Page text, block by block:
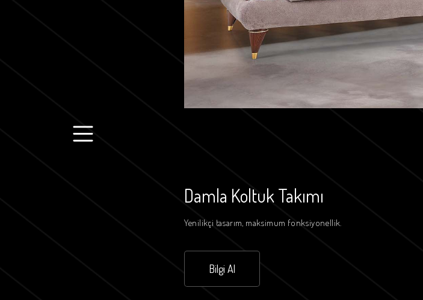
Damla Koltuk Takımı
Yenilikçi tasarım, maksimum fonksiyonellik.
Bilgi Al